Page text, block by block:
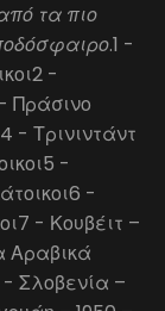
τα πιο
.1 -
-
Πράσινο
- Τρινιντάντ
-
-
- Κουβέιτ –
Αραβικά
- Σλοβενία –